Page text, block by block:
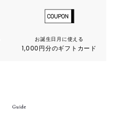
お誕生日月に使える
1,000円分のギフトカード
Guide